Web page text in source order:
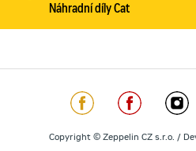
Náhradní díly Cat
Copyright © Zeppelin CZ s.r.o. /